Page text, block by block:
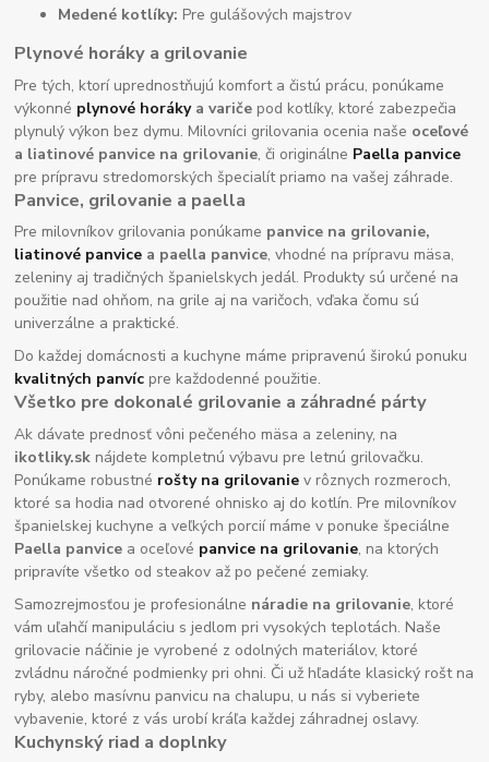
Medené kotlíky: Pre gulášových majstrov
Plynové horáky a grilovanie
Pre tých, ktorí uprednostňujú komfort a čistú prácu, ponúkame
výkonné plynové horákya variče pod kotlíky, ktoré zabezpečia
plynulý výkon bez dymu. Milovníci grilovania ocenia naše oceľové
a liatinové panvice na grilovanie, či originálne Paella panvice
pre prípravu stredomorských špecialít priamo na vašej záhrade.
Panvice, grilovanie a paella
Pre milovníkov grilovania ponúkame panvice na grilovanie,
liatinové panvice a paella panvice, vhodné na prípravu mäsa,
zeleniny aj tradičných španielskych jedál. Produkty sú určené na
použitie nad ohňom, na grile aj na varičoch, vďaka čomu sú
univerzálne a praktické.
Do každej domácnosti a kuchyne máme pripravenú širokú ponuku
kvalitných panvíc pre každodenné použitie.
Všetko pre dokonalé grilovanie a záhradné párty
Ak dávate prednosť vôni pečeného mäsa a zeleniny, na
ikotliky.sk nájdete kompletnú výbavu pre letnú grilovačku.
Ponúkame robustné rošty na grilovanie v rôznych rozmeroch,
ktoré sa hodia nad otvorené ohnisko aj do kotlín. Pre milovníkov
španielskej kuchyne a veľkých porcií máme v ponuke špeciálne
Paella panvice a oceľové panvice na grilovanie, na ktorých
pripravíte všetko od steakov až po pečené zemiaky.
Samozrejmosťou je profesionálne náradie na grilovanie, ktoré
vám uľahčí manipuláciu s jedlom pri vysokých teplotách. Naše
grilovacie náčinie je vyrobené z odolných materiálov, ktoré
zvládnu náročné podmienky pri ohni. Či už hľadáte klasický rošt na
ryby, alebo masívnu panvicu na chalupu, u nás si vyberiete
vybavenie, ktoré z vás urobí kráľa každej záhradnej oslavy.
Kuchynský riad a doplnky